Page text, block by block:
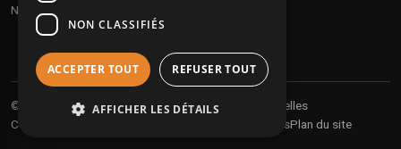
Nous contacter
© 2026 UndergroundteknoVos informations personnelles
Conditions générales de vente
Expéditions et retoursPlan du site
NON CLASSIFIÉS
ACCEPTER TOUT REFUSER TOUT
AFFICHER LES DÉTAILS